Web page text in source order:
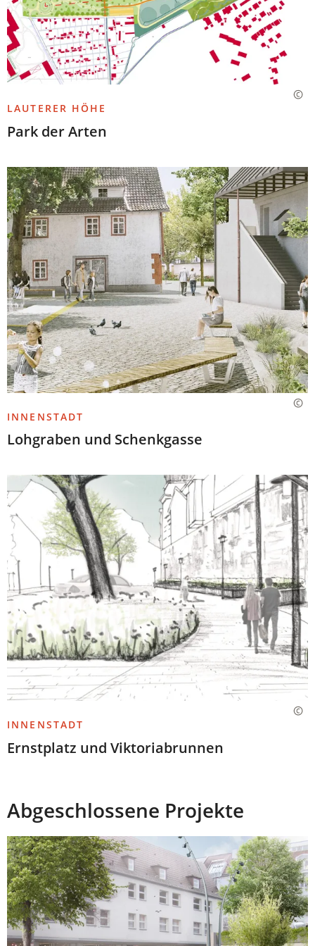
LAUTERER HÖHE
Park der Arten
INNENSTADT
Lohgraben und Schenkgasse
INNENSTADT
Ernstplatz und Viktoriabrunnen
Abgeschlossene Projekte